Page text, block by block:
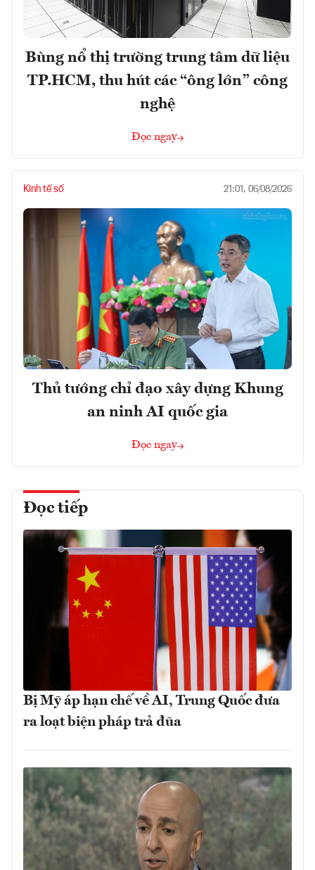
Bùng nổ thị trường trung tâm dữ liệu
TP.HCM, thu hút các “ông lớn” công
nghệ
Đọc ngay
Kinh tế số 21:01, 06/08/2026
Thủ tướng chỉ đạo xây dựng Khung
an ninh AI quốc gia
Đọc ngay
Đọc tiếp
Bị Mỹ áp hạn chế về AI, Trung Quốc đưa
ra loạt biện pháp trả đũa